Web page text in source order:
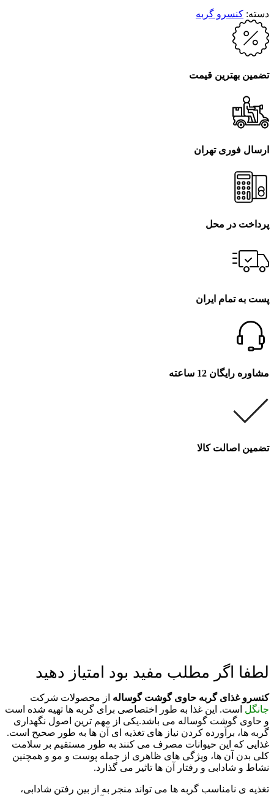
دسته: کنسرو گربه
تضمین بهترین قیمت
ارسال فوری تهران
پرداخت در محل
پست به تمام ایران
مشاوره رایگان 12 ساعته
تضمین اصالت کالا
لطفا اگر مطلب مفید بود امتیاز دهید
کنسرو غذای گربه حاوی گوشت گوساله از محصولات شرکت
جانگل است. این غذا به طور اختصاصی برای گربه ها تهیه شده است
و حاوی گوشت گوساله می باشد.یکی از مهم ترین اصول نگهداری
گربه ها، برآورده کردن نیاز های تغذیه ای آن ها به طور صحیح است.
غذایی که این حیوانات مصرف می کنند به طور مستقیم بر سلامت
کلی بدن آن ها، ویژگی های ظاهری از جمله پوست و مو و همچنین
نشاط و شادابی و رفتار آن ها تاثیر می گذارد.
تغذیه ی نامناسب گربه ها می تواند منجر به از بین رفتن شادابی،